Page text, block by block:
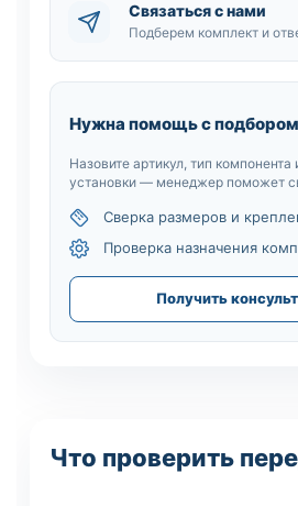
Связаться с нами
Подберем комплект и
Нужна помощь с
Назовите артикул, тип
установки — менеджер поможет
Сверка размеров и
Проверка назначения
Получить
Что проверить